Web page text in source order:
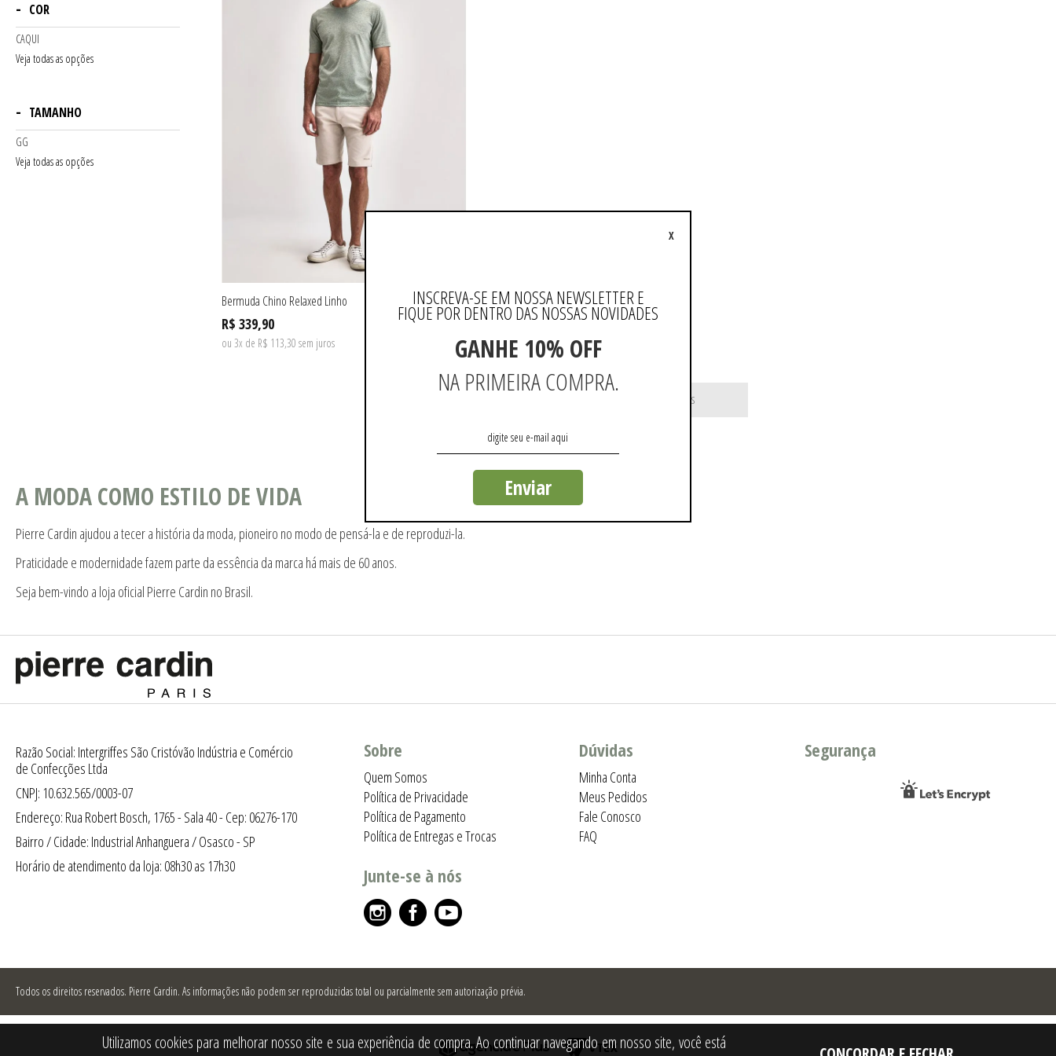
COR
CAQUI
Veja todas as opções
TAMANHO
GG
Veja todas as opções
Bermuda Chino Relaxed Linho
R$ 339,90
ou 3x de R$ 113,30 sem juros
Não existem mais resultados
Utilizamos cookies para melhorar nosso site e sua experiência de compra. Ao continuar navegando em nosso site, você está
A MODA COMO ESTILO DE VIDA
Pierre Cardin ajudou a tecer a história da moda, pioneiro no modo de pensá-la e de reproduzi-la.
Praticidade e modernidade fazem parte da essência da marca há mais de 60 anos.
Seja bem-vindo a loja oficial Pierre Cardin no Brasil.
Razão Social: Intergriffes São Cristóvão Indústria e Comércio
de Confecções Ltda
CNPJ: 10.632.565/0003-07
Endereço: Rua Robert Bosch, 1765 - Sala 40 - Cep: 06276-170
Bairro / Cidade: Industrial Anhanguera / Osasco - SP
Horário de atendimento da loja: 08h30 as 17h30
Sobre
Quem Somos
Política de Privacidade
Política de Pagamento
Política de Entregas e Trocas
Junte-se à nós
Dúvidas
Minha Conta
Meus Pedidos
Fale Conosco
FAQ
Segurança
Todos os direitos reservados. Pierre Cardin. As informações não podem ser reproduzidas total ou parcialmente sem autorização prévia.
INSCREVA-SE EM NOSSA NEWSLETTER E
FIQUE POR DENTRO DAS NOSSAS NOVIDADES
GANHE 10% OFF
NA PRIMEIRA COMPRA.
Enviar
X